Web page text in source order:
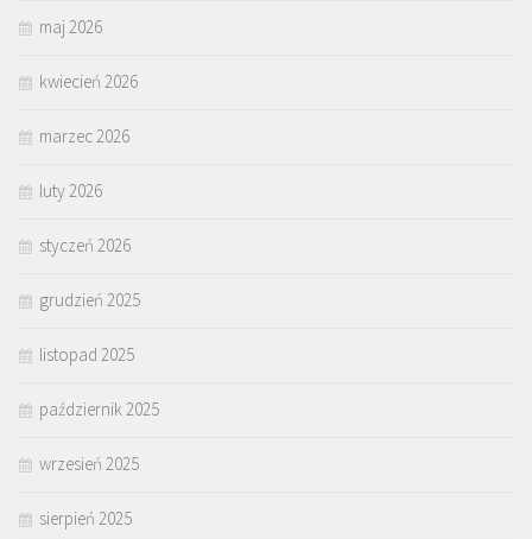
maj 2026
kwiecień 2026
marzec 2026
luty 2026
styczeń 2026
grudzień 2025
listopad 2025
październik 2025
wrzesień 2025
sierpień 2025